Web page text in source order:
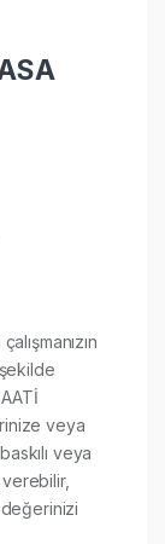
çalışmanızın
veya
veya